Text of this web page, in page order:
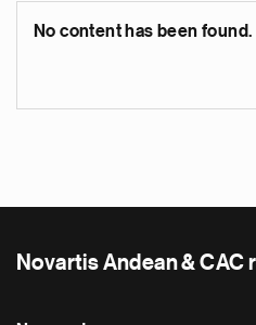
No content has been found.
Novartis Andean & CAC